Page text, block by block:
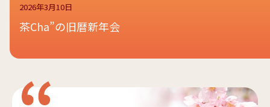
2026年3月10日
茶Cha”の旧暦新年会